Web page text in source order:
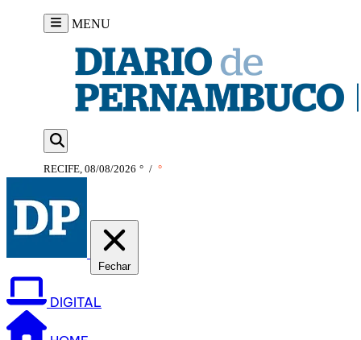
MENU
RECIFE, 08/08/2026 ° / °
Fechar
DIGITAL